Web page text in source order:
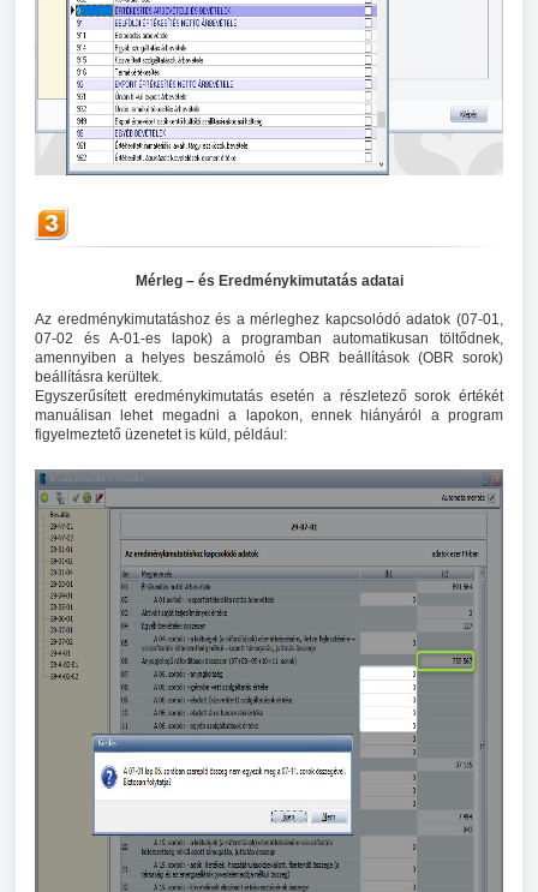
Mérleg – és Eredménykimutatás adatai
Az eredménykimutatáshoz és a mérleghez kapcsolódó adatok (07-01,
07-02 és A-01-es lapok) a programban automatikusan töltődnek,
amennyiben a helyes beszámoló és OBR beállítások (OBR sorok)
beállításra kerültek.
Egyszerűsített eredménykimutatás esetén a részletező sorok értékét
manuálisan lehet megadni a lapokon, ennek hiányáról a program
figyelmeztető üzenetet is küld, például: